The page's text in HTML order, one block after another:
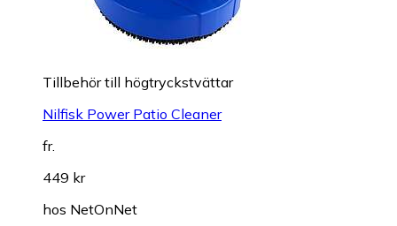
Tillbehör till högtryckstvättar
Nilfisk Power Patio Cleaner
fr.
449 kr
hos NetOnNet